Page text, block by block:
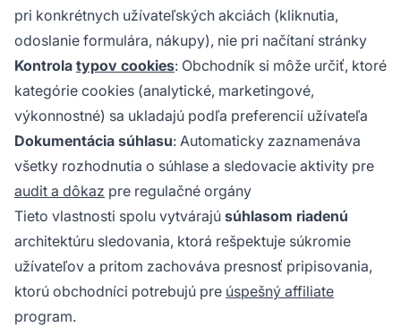
pri konkrétnych užívateľských akciách (kliknutia,
odoslanie formulára, nákupy), nie pri načítaní stránky
Kontrola typov cookies: Obchodník si môže určiť, ktoré
kategórie cookies (analytické, marketingové,
výkonnostné) sa ukladajú podľa preferencií užívateľa
Dokumentácia súhlasu: Automaticky zaznamenáva
všetky rozhodnutia o súhlase a sledovacie aktivity pre
audit a dôkaz pre regulačné orgány
Tieto vlastnosti spolu vytvárajú súhlasom riadenú
architektúru sledovania, ktorá rešpektuje súkromie
užívateľov a pritom zachováva presnosť pripisovania,
ktorú obchodníci potrebujú pre úspešný affiliate
program.